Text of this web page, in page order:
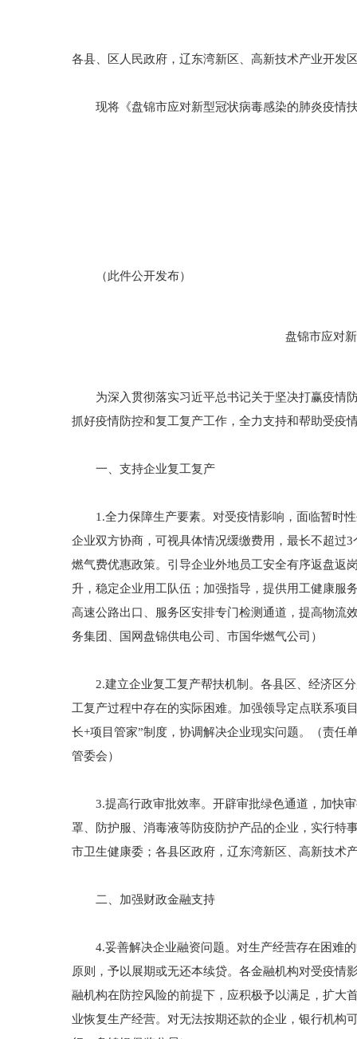
各县、区人民政府，辽东湾新区、高新技术产业开发
现将《盘锦市应对新型冠状病毒感染的肺炎疫情
（此件公开发布）
盘锦市应对
为深入贯彻落实习近平总书记关于坚决打赢疫情防
抓好疫情防控和复工复产工作，全力支持和帮助受疫
一、支持企业复工复产
1.全力保障生产要素。对受疫情影响，面临暂时性
企业双方协商，可视具体情况缓缴费用，最长不超过
燃气费优惠政策。引导企业外地员工安全有序返盘返
升，稳定企业用工队伍；加强指导，提供用工健康服
高速公路出口、服务区安排专门检测通道，提高物流
务集团、国网盘锦供电公司、市国华燃气公司）
2.建立企业复工复产帮扶机制。各县区、经济区分
工复产过程中存在的实际困难。加强领导定点联系项
长+项目管家”制度，协调解决企业现实问题。（责任
管委会）
3.提高行政审批效率。开辟审批绿色通道，加快审
罩、防护服、消毒液等防疫防护产品的企业，实行特
市卫生健康委；各县区政府，辽东湾新区、高新技术
二、加强财政金融支持
4.妥善解决企业融资问题。对生产经营存在困难的
原则，予以展期或无还本续贷。各金融机构对受疫情
融机构在防控风险的前提下，应积极予以满足，扩大
业恢复生产经营。对无法按期还款的企业，银行机构